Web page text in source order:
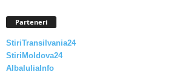
Parteneri
StiriTransilvania24
StiriMoldova24
AlbaIuliaInfo